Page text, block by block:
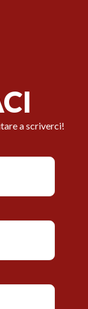
a scriverci!